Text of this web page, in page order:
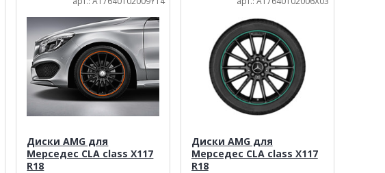
Диски AMG для
Мерседес CLA class X117
R18
Диски AMG для
Мерседес CLA class X117
R18